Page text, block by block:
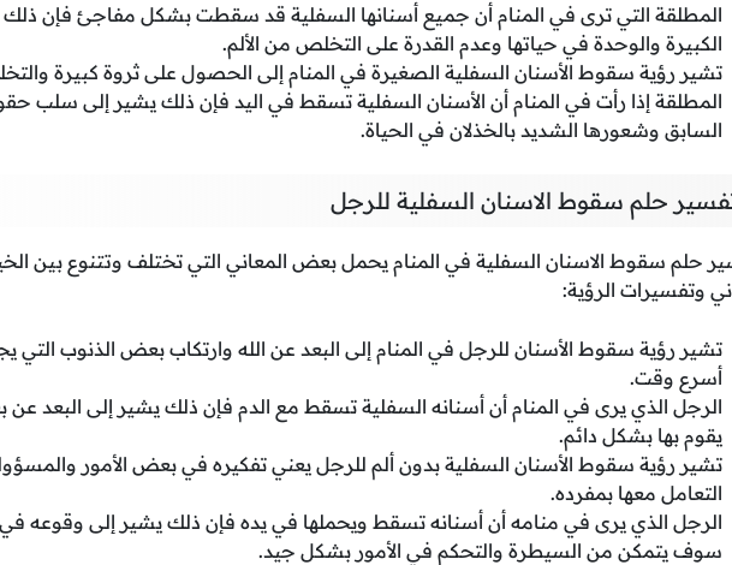
المطلقة التي ترى في المنام أن جميع أسنانها السفلية قد سقطت بشكل مفاجئ فإن
الكبيرة والوحدة في حياتها وعدم القدرة على التخلص من الألم.
تشير رؤية سقوط الأسنان السفلية الصغيرة في المنام إلى الحصول على ثروة كبيرة
المطلقة إذا رأت في المنام أن الأسنان السفلية تسقط في اليد فإن ذلك يشير إلى سلب
السابق وشعورها الشديد بالخذلان في الحياة.
حلم سقوط الاسنان السفلية للرجل
حلم سقوط الاسنان السفلية في المنام يحمل بعض المعاني التي تختلف وتتنوع بين
وتفسيرات الرؤية:
تشير رؤية سقوط الأسنان للرجل في المنام إلى البعد عن الله وارتكاب بعض الذنوب التي
أسرع وقت.
الرجل الذي يرى في المنام أن أسنانه السفلية تسقط مع الدم فإن ذلك يشير إلى البعد عن
يقوم بها بشكل دائم.
تشير رؤية سقوط الأسنان السفلية بدون ألم للرجل يعني تفكيره في بعض الأمور
التعامل معها بمفرده.
الرجل الذي يرى في منامه أن أسنانه تسقط ويحملها في يده فإن ذلك يشير إلى وقوعه
سوف يتمكن من السيطرة والتحكم في الأمور بشكل جيد.